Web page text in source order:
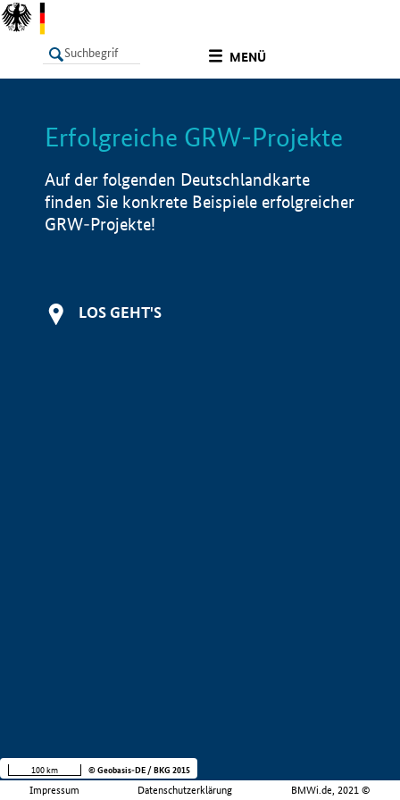
MENÜ
LISTE Info
Erfolgreiche GRW-Projekte
Auf der folgenden Deutschlandkarte
finden Sie konkrete Beispiele erfolgreicher
GRW-Projekte!
LOS GEHT'S
Impressum Datenschutzerklärung BMWi.de, 2021 ©
100 km © Geobasis-DE / BKG 2015